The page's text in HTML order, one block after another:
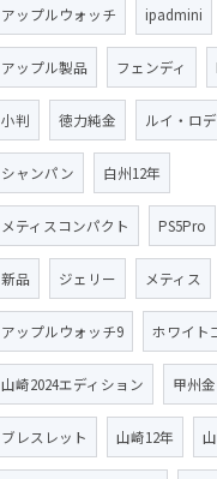
アップルウォッチ ipadmini
アップル製品 フェンディ
小判 徳力純金 ルイ・ロ
シャンパン 白州12年
メティスコンパクト PS5Pro
新品 ジェリー メティス
アップルウォッチ9 ホワイト
山崎2024エディション 甲州金
ブレスレット 山崎12年